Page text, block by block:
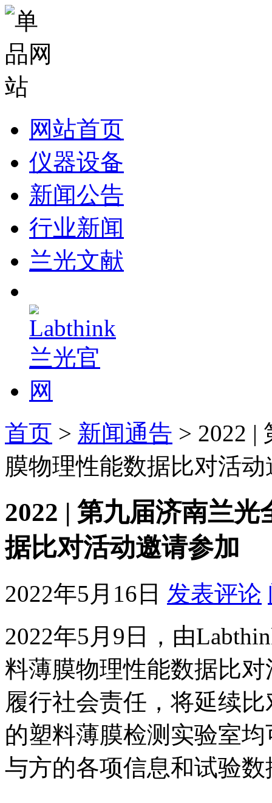
网站首页
仪器设备
新闻公告
行业新闻
兰光文献
首页 > 新闻通告 > 2022 |
膜物理性能数据比对活
2022 | 第九届济南兰
据比对活动邀请参加
2022年5月16日 发表评论
2022年5月9日，由
料薄膜物理性能数据比
履行社会责任，将延续
的塑料薄膜检测实验室
与方的各项信息和试验